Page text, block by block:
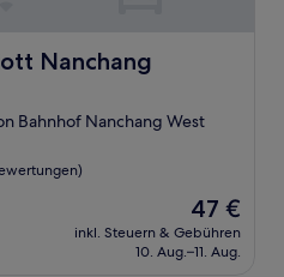
Nanchang
Bahnhof Nanchang West
Der
Preis
beträgt
47 €
inkl. Steuern & Gebühren
10. Aug.–11. Aug.